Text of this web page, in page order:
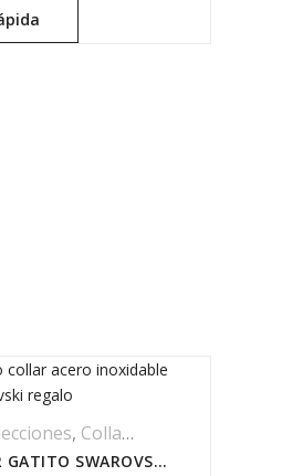
,Sin Categoría
, Collares Y Dijes
COLLAR GATITO SWAROVSKI PLATEADO